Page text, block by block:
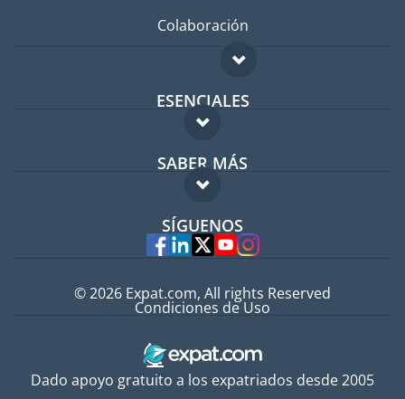
Colaboración
ESENCIALES
Foro para expatriados
Guía para expatriados
Trabajos en el extranjero
SABER MÁS
FAQ
Expertos
SÍGUENOS
Dado apoyo gratuito a los expatriados desde 2005
© 2026 Expat.com, All rights Reserved
Condiciones de Uso